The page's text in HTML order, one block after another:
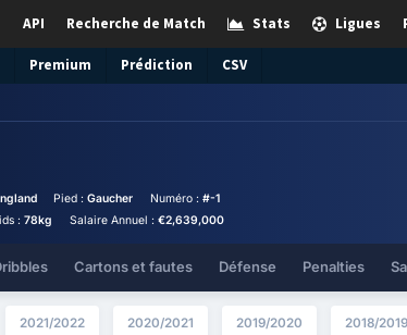
Ligues
Stats
Recherche de Match
API
Premium Prédiction CSV
Pied :Gaucher Numéro : #-1
:78kg Salaire Annuel : €2,639,000
Cartons et fautes Défense Penalties
2021/2022 2020/2021 2019/2020 2018/2019